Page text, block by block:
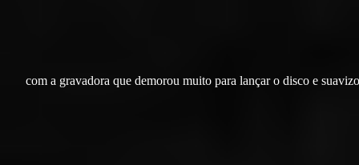
com a gravadora que demorou muito para lançar o disco e